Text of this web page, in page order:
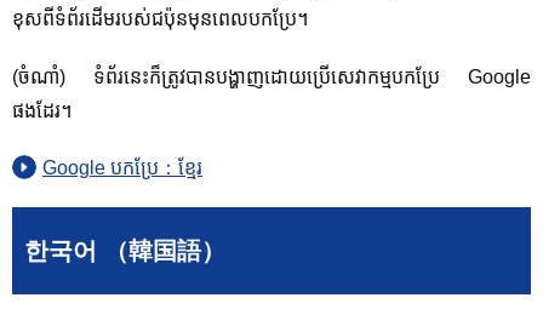
ខុស​ពី​ទំព័រ​ដើម​របស់​ជប៉ុន​មុន​ពេល​បក​ប្រែ។
(ចំណាំ) ទំព័រនេះក៏ត្រូវបានបង្ហាញដោយប្រើសេវាកម្មបកប្រែ Google
ផងដែរ។
Google បកប្រែ：ខ្មែរ
한국어 （韓国語）